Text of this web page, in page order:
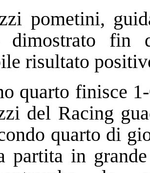
pometini,
dimostrato fin
risultato
quarto finisce
del Racing
quarto di
partita in